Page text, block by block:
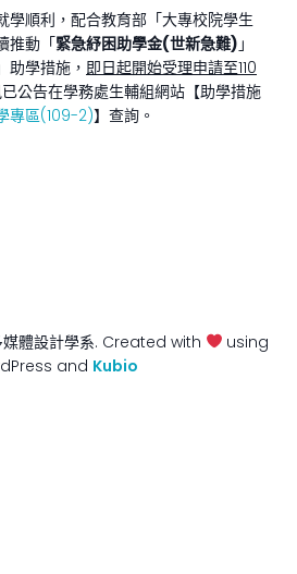
學順利，配合教育部「大專校院學生
推動「緊急紓困助學金(世新急難) 」
助學措施， 即日起開始受理申請至110
已公告在學務處生輔組網站【助學措施
專區(109-2)】查詢。
體設計學系. Created with
using
and Kubio